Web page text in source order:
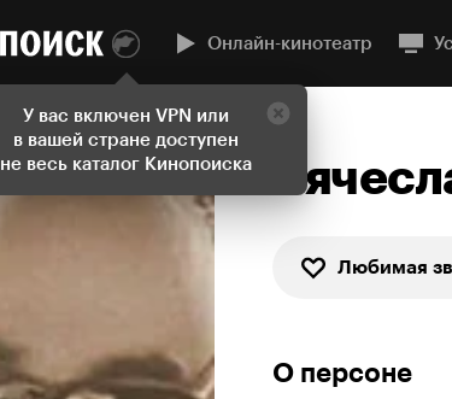
У вас включен VPN или
в вашей стране доступен
не весь каталог Кинопоиска
Онлайн-кинотеатр
Любимая
О персоне